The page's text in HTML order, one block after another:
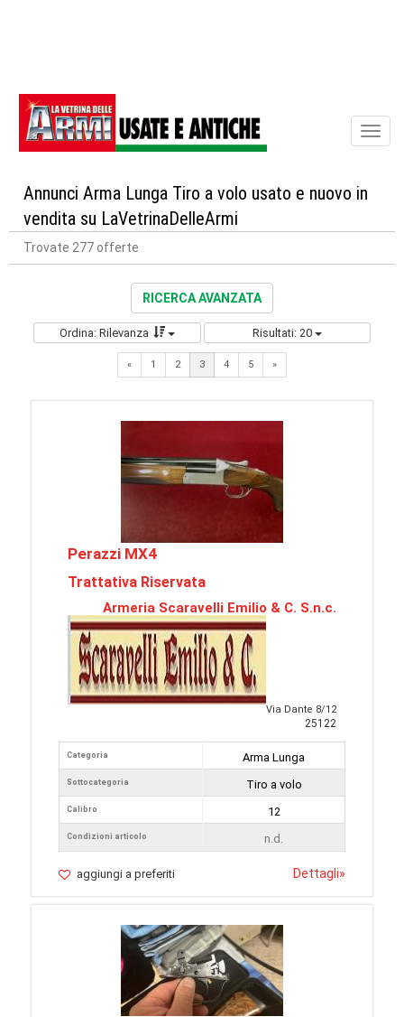
Annunci Arma Lunga Tiro a volo usato e nuovo in
vendita su LaVetrinaDelleArmi
Trovate 277 offerte
RICERCA AVANZATA
Ordina: Rilevanza Risultati: 20
«Previous
1 2 3 4 5 »Next
Perazzi MX4
Trattativa Riservata
Armeria Scaravelli Emilio & C. S.n.c.
Via Dante 8/12
25122
Categoria
Sottocategoria
Calibro
Condizioni articolo
Arma Lunga
Tiro a volo
12
n.d.
aggiungi a preferiti Dettagli»